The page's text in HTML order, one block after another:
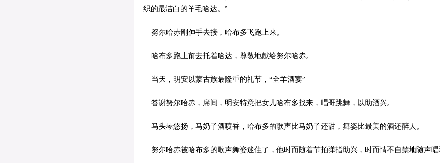
织的最洁白的羊毛哈达。”
努尔哈赤刚伸手去接，哈布多飞跑上来。
哈布多跑上前去托着哈达，尊敬地献给努尔哈赤。
当天，明安以蒙古族最隆重的礼节，“全羊酒宴”
答谢努尔哈赤，席间，明安特意把女儿哈布多找来，唱哥跳舞，以助酒兴。
马头琴悠扬，马奶子酒喷香，哈布多的歌声比马奶子还甜，舞姿比最美的酒还醉人。
努尔哈赤被哈布多的歌声舞姿迷住了，他时而随着节拍弹指助兴，时而情不自禁地随声唱